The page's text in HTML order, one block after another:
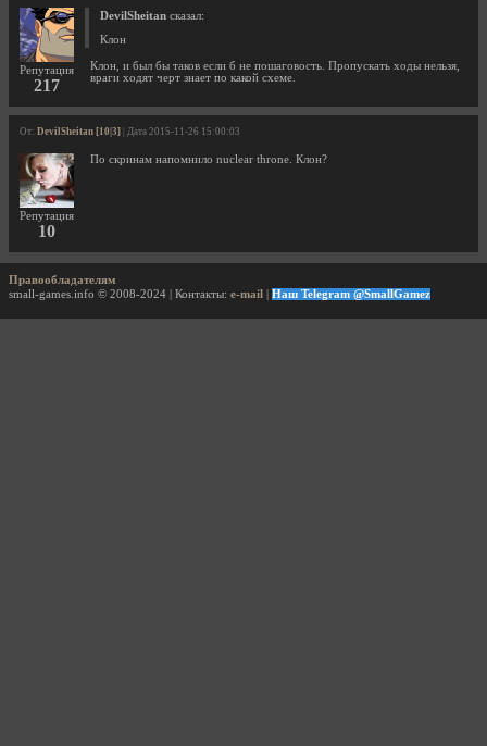
Репутация
217
DevilSheitan сказал:
Клон
Клон, и был бы таков если б не пошаговость. Пропускать ходы нельзя,
враги ходят черт знает по какой схеме.
От: DevilSheitan [10|3] | Дата 2015-11-26 15:00:03
Репутация
10
По скринам напомнило nuclear throne. Клон?
Правообладателям
small-games.info © 2008-2024 | Контакты: e-mail Наш Telegram @SmallGamez